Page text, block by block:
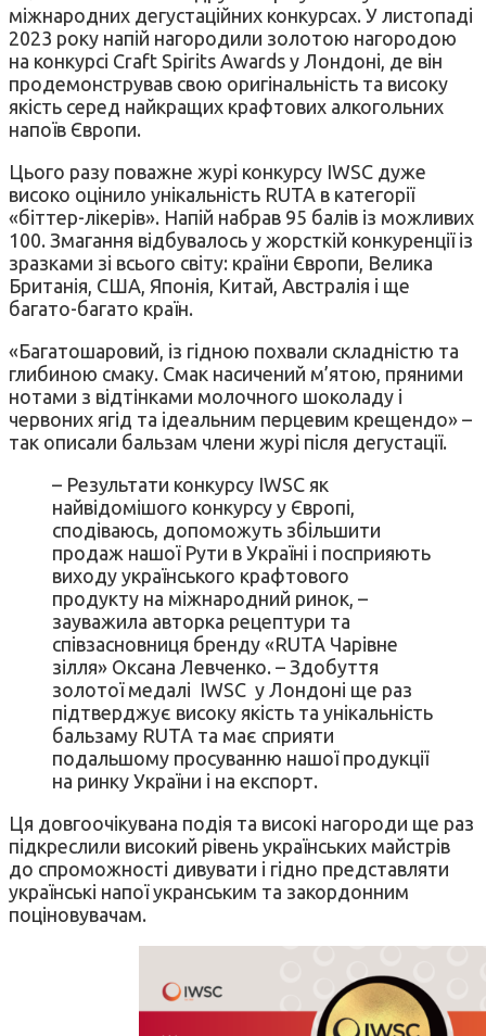
міжнародних дегустаційних конкурсах. У листопаді
2023 року напій нагородили золотою нагородою
на конкурсі Craft Spirits Awards у Лондоні, де він
продемонстрував свою оригінальність та високу
якість серед найкращих крафтових алкогольних
напоїв Європи.
Цього разу поважне журі конкурсу IWSC дуже
високо оцінило унікальність RUTA в категорії
«біттер-лікерів». Напій набрав 95 балів із можливих
100. Змагання відбувалось у жорсткій конкуренції із
зразками зі всього світу: країни Європи, Велика
Британія, США, Японія, Китай, Австралія і ще
багато-багато країн.
«Багатошаровий, із гідною похвали складністю та
глибиною смаку. Смак насичений м’ятою, пряними
нотами з відтінками молочного шоколаду і
червоних ягід та ідеальним перцевим крещендо» –
так описали бальзам члени журі після дегустації.
– Результати конкурсу IWSC як
найвідомішого конкурсу у Європі,
сподіваюсь, допоможуть збільшити
продаж нашої Рути в Україні і посприяють
виходу українського крафтового
продукту на міжнародний ринок, –
зауважила авторка рецептури та
співзасновниця бренду «RUTA Чарівне
зілля» Оксана Левченко. – Здобуття
золотої медалі IWSC у Лондоні ще раз
підтверджує високу якість та унікальність
бальзаму RUTA та має сприяти
подальшому просуванню нашої продукції
на ринку України і на експорт.
Ця довгоочікувана подія та високі нагороди ще раз
підкреслили високий рівень українських майстрів
до спроможності дивувати і гідно представляти
українські напої укранським та закордонним
поціновувачам.